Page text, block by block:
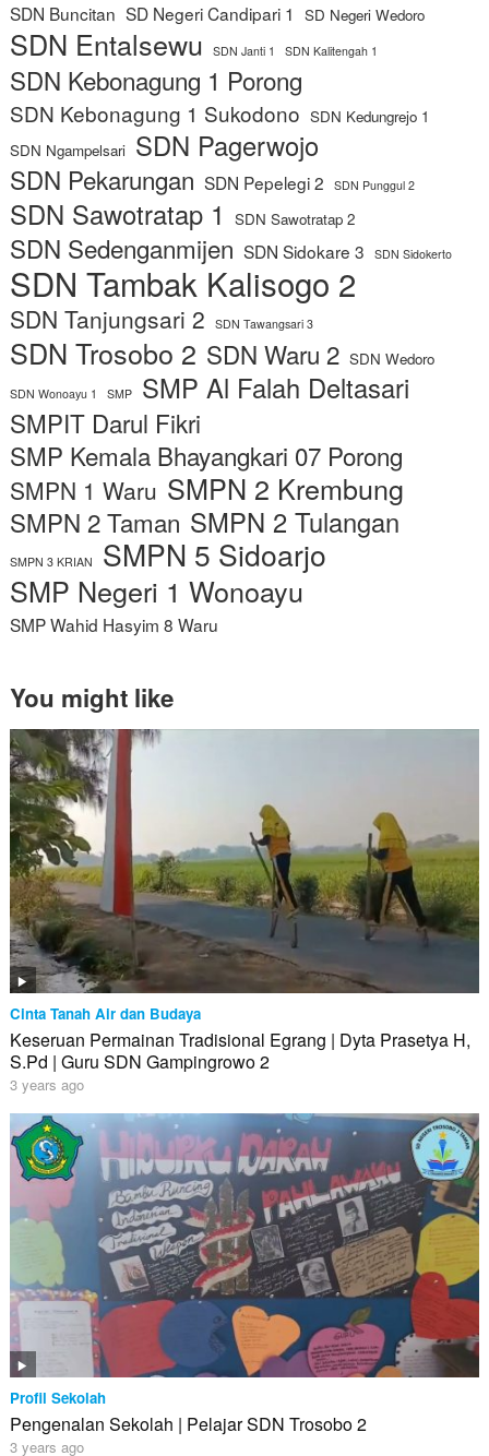
SDN Buncitan SD Negeri Candipari 1 SD Negeri Wedoro
SDN Entalsewu SDN Janti 1 SDN Kalitengah 1
SDN Kebonagung 1 Porong
SDN Kebonagung 1 Sukodono SDN Kedungrejo 1
SDN Ngampelsari SDN Pagerwojo
SDN Pekarungan SDN Pepelegi 2 SDN Punggul 2
SDN Sawotratap 1 SDN Sawotratap 2
SDN Sedenganmijen SDN Sidokare 3 SDN Sidokerto
SDN Tambak Kalisogo 2
SDN Tanjungsari 2 SDN Tawangsari 3
SDN Trosobo 2 SDN Waru 2 SDN Wedoro
SDN Wonoayu 1 SMP SMP Al Falah Deltasari
SMPIT Darul Fikri
SMP Kemala Bhayangkari 07 Porong
SMPN 1 Waru SMPN 2 Krembung
SMPN 2 Taman SMPN 2 Tulangan
SMPN 3 KRIAN SMPN 5 Sidoarjo
SMP Negeri 1 Wonoayu
SMP Wahid Hasyim 8 Waru
You might like
Cinta Tanah Air dan Budaya
Keseruan Permainan Tradisional Egrang | Dyta Prasetya H,
S.Pd | Guru SDN Gampingrowo 2
3 years ago
Profil Sekolah
Pengenalan Sekolah | Pelajar SDN Trosobo 2
3 years ago